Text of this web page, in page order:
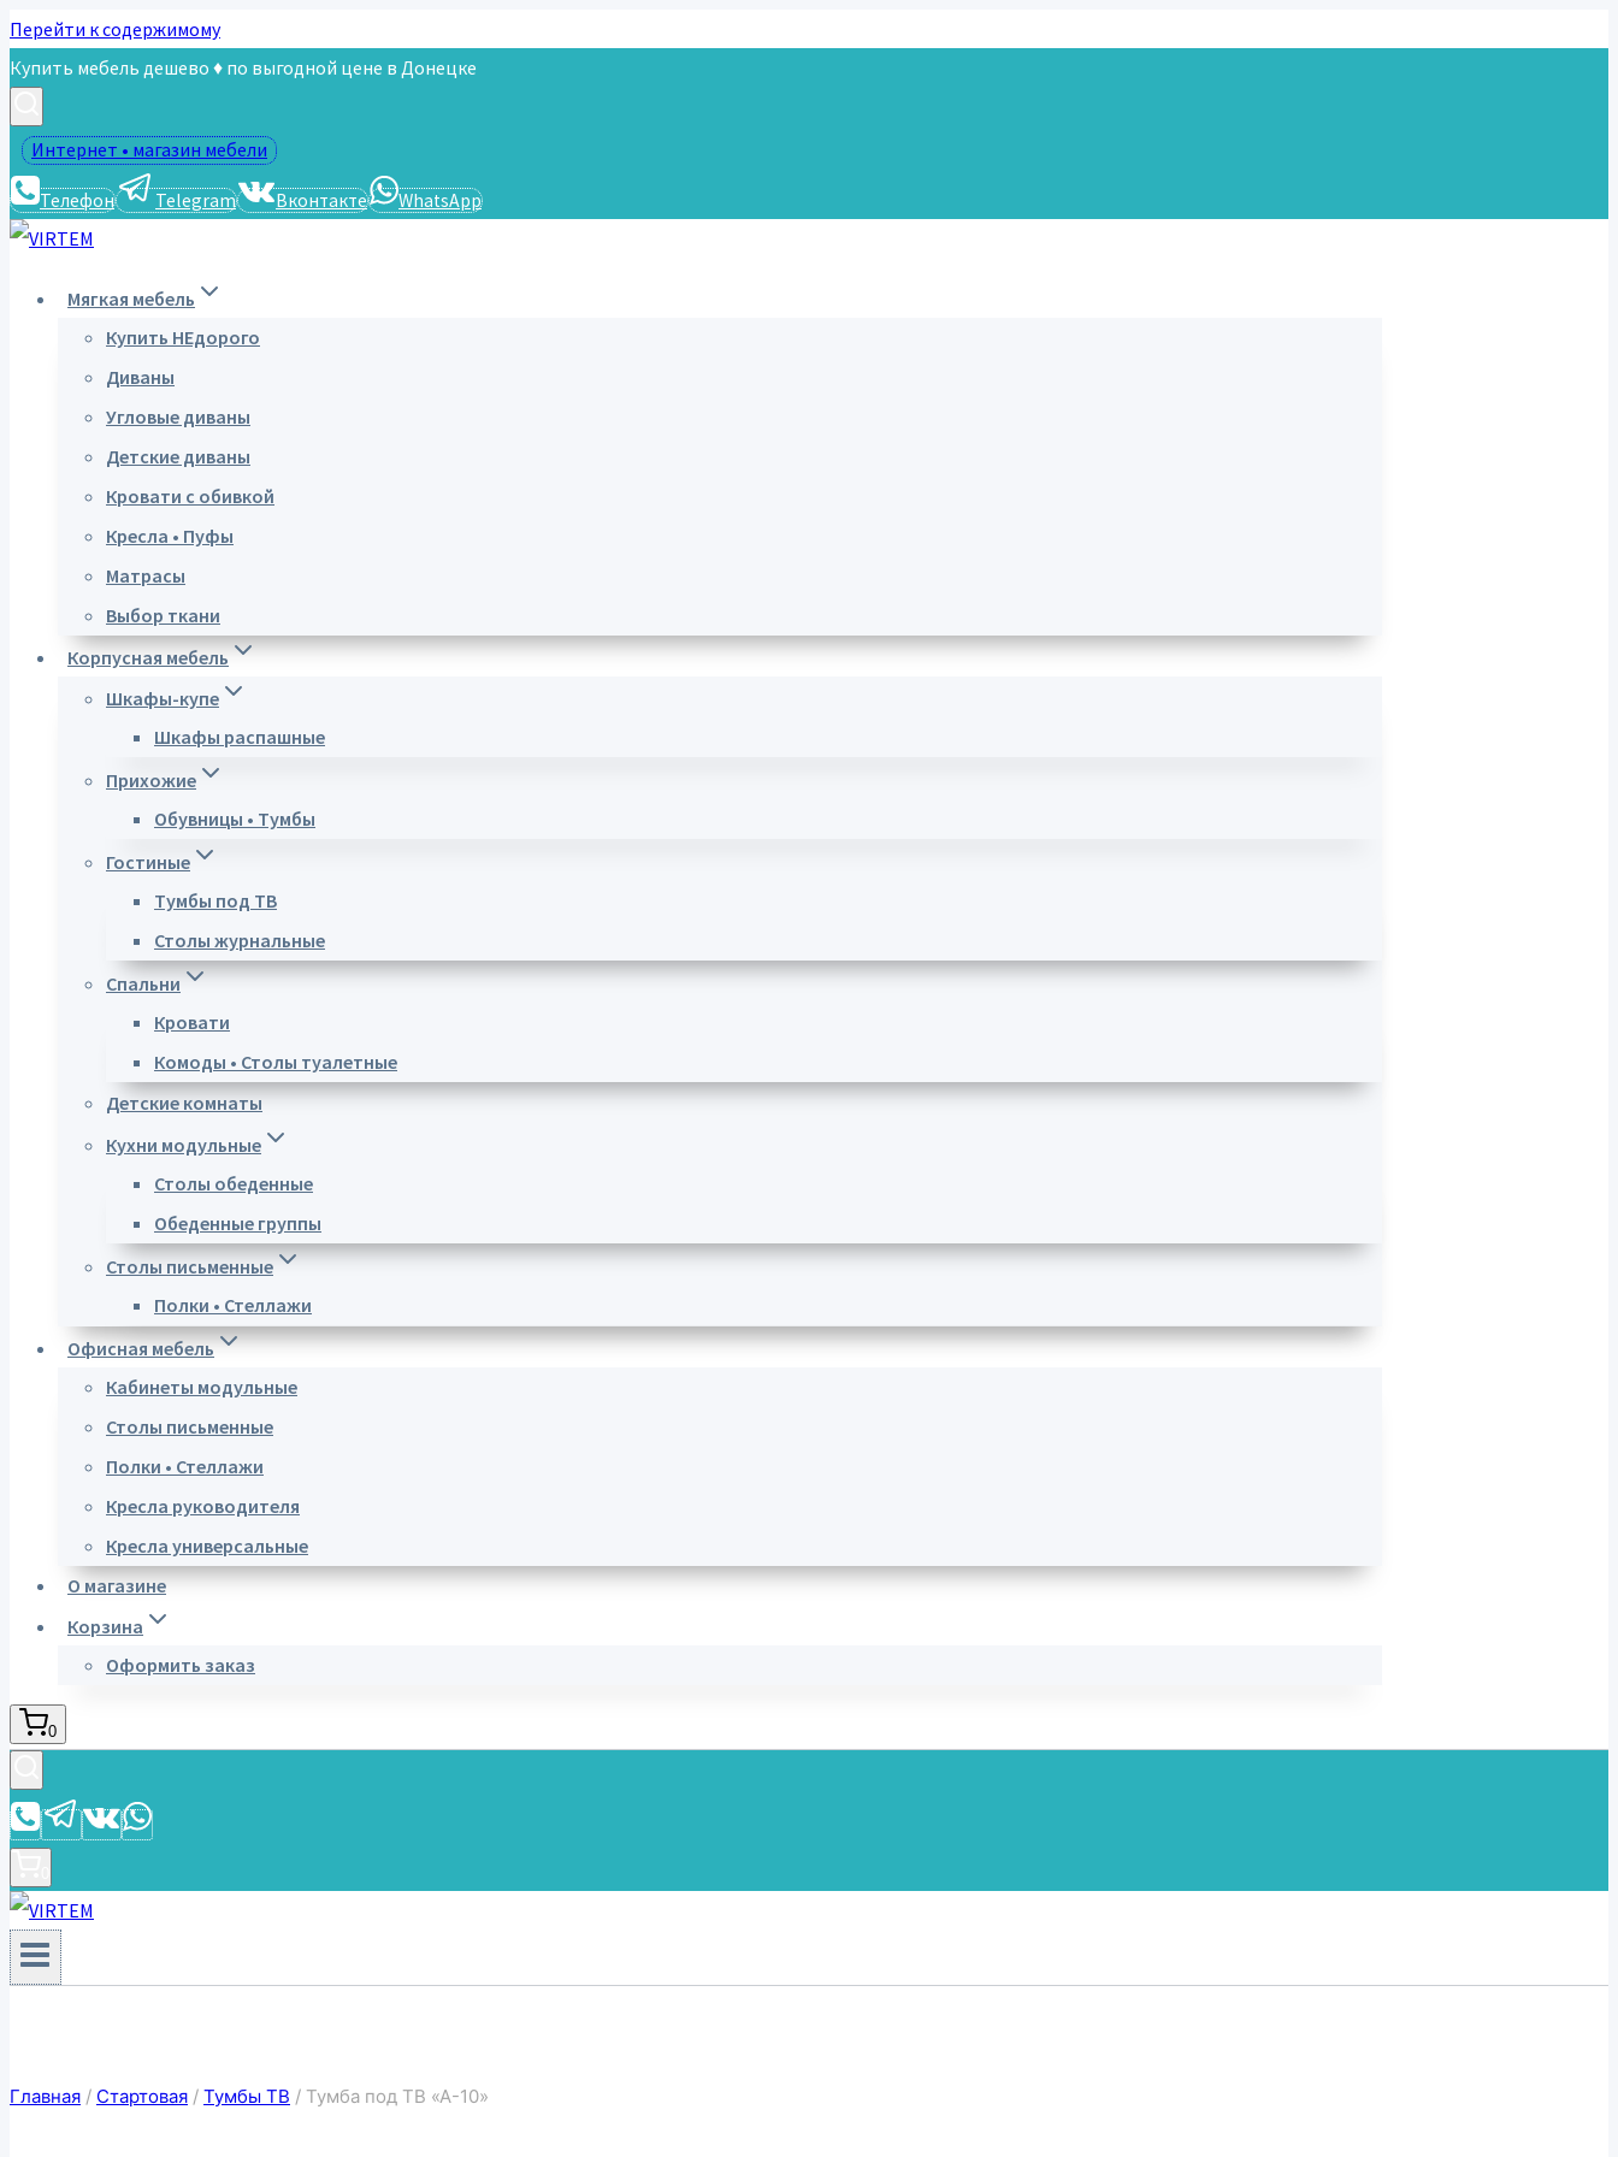
Перейти к содержимому
Купить мебель дешево ♦ по выгодной цене в Донецке
Интернет • магазин мебели
Телефон Telegram Вконтакте WhatsApp
Мягкая мебель
Купить НЕдорого
Диваны
Угловые диваны
Детские диваны
Кровати с обивкой
Кресла • Пуфы
Матрасы
Выбор ткани
Корпусная мебель
Шкафы-купе
Шкафы распашные
Прихожие
Обувницы • Тумбы
Гостиные
Тумбы под ТВ
Столы журнальные
Спальни
Кровати
Комоды • Столы туалетные
Детские комнаты
Кухни модульные
Столы обеденные
Обеденные группы
Столы письменные
Полки • Стеллажи
Офисная мебель
Кабинеты модульные
Столы письменные
Полки • Стеллажи
Кресла руководителя
Кресла универсальные
О магазине
Корзина
Оформить заказ
0
Главная / Стартовая / Тумбы ТВ / Тумба под ТВ «А-10»